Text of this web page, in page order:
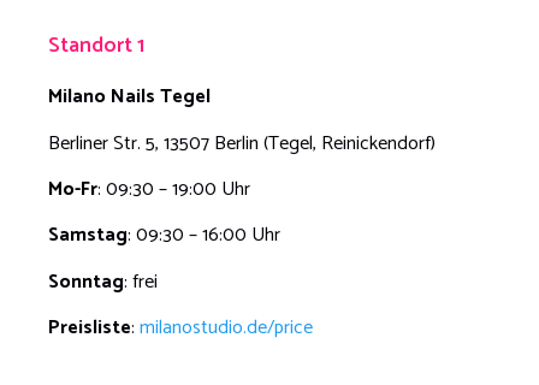
Standort 1
Milano Nails Tegel
Berliner Str. 5, 13507 Berlin (Tegel, Reinickendorf)
Mo-Fr: 09:30 – 19:00 Uhr
Samstag: 09:30 – 16:00 Uhr
Sonntag: frei
Preisliste:milanostudio.de/price